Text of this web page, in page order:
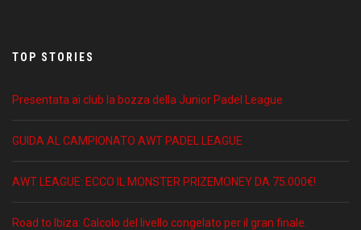
TOP STORIES
Presentata ai club la bozza della Junior Padel League
GUIDA AL CAMPIONATO AWT PADEL LEAGUE
AWT LEAGUE: ECCO IL MONSTER PRIZEMONEY DA 75.000€!
Road to Ibiza: Calcolo del livello congelato per il gran finale.